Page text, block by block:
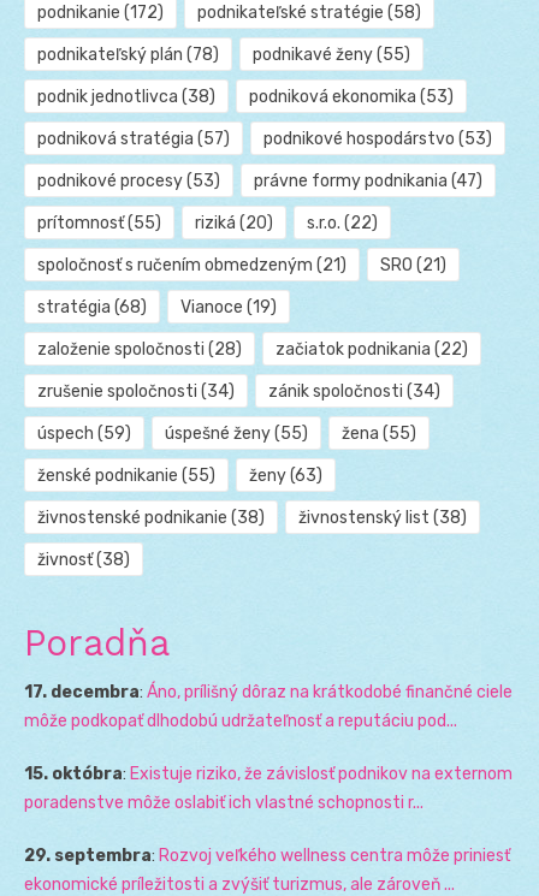
podnikanie (172) podnikateľské stratégie (58)
podnikateľský plán (78) podnikavé ženy(55)
podnik jednotlivca (38) podniková ekonomika (53)
podniková stratégia (57) podnikové hospodárstvo (53)
podnikové procesy(53) právne formy podnikania (47)
prítomnosť(55) riziká (20) s.r.o. (22)
spoločnosť s ručením obmedzeným (21) SRO (21)
stratégia (68) Vianoce (19)
založenie spoločnosti (28) začiatok podnikania (22)
zrušenie spoločnosti (34) zánik spoločnosti (34)
úspech (59) úspešné ženy(55) žena (55)
ženské podnikanie (55) ženy(63)
živnostenské podnikanie (38) živnostenský list (38)
živnosť(38)
Poradňa
17. decembra: Áno, prílišný dôraz na krátkodobé finančné ciele
môže podkopať dlhodobú udržateľnosť a reputáciu pod...
15. októbra: Existuje riziko, že závislosť podnikov na externom
poradenstve môže oslabiť ich vlastné schopnosti r...
29. septembra: Rozvoj veľkého wellness centra môže priniesť
ekonomické príležitosti a zvýšiť turizmus, ale zároveň ...